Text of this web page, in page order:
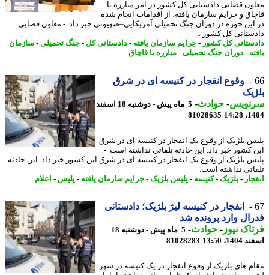
قضایی دادستانی کل کشور در امر مبارزه با
و جرایم سازمان یافته، از اقدامات انجام شده
حوزه در دوران جنگ تحمیلی آمریکایی–صهیونی خبر داد. - معاون قضایی
کل کشور ...
کل کشور-جرایم سازمان یافته -دادستانی کل-جنگ تحمیلی-سازمان
-دوران جنگ تحمیلی-مبارزه با قاچاق
وقوع انفجار در کنیسه ای در شرق
-حوادث -
5 ماه پیش - دوشنبه 18 اسفند
81028635
بلژیک از وقوع یک انفجار در کنیسه ای در شرق
کشور خبر داد. این حادثه تلفاتی نداشته است. -
بلژیک از وقوع یک انفجار در کنیسه ای در شرق این کشور خبر داد. این حادثه
نداشته است.
-بلژیک-کنیسه-پلیس بلژیک-جرایم سازمان یافته -پلیس-اعلام
انفجار در کنیسه لیژ بلژیک؛ دادستانی
وارد پرونده شد
نیوز-حوادث -
5 ماه پیش - دوشنبه 18
13:50
81028283
های بلژیک از وقوع انفجار در یک کنیسه در شهر